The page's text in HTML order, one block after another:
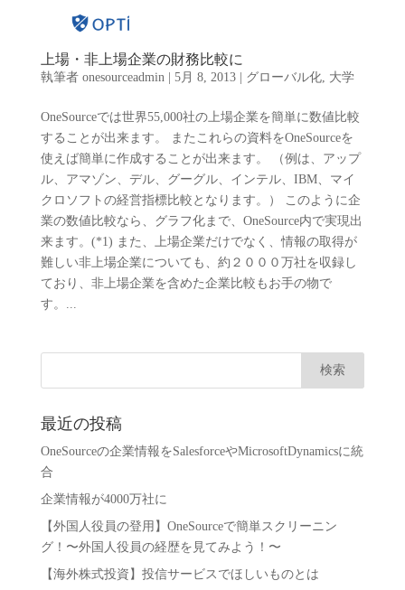
上場・非上場企業の財務比較に
執筆者 onesourceadmin| 5月 8, 2013| グローバル化, 大学
OneSourceでは世界55,000社の上場企業を簡単に数値比較
することが出来ます。 またこれらの資料をOneSourceを
使えば簡単に作成することが出来ます。 （例は、アップ
ル、アマゾン、デル、グーグル、インテル、IBM、マイ
クロソフトの経営指標比較となります。） このように企
業の数値比較なら、グラフ化まで、OneSource内で実現出
来ます。(*1) また、上場企業だけでなく、情報の取得が
難しい非上場企業についても、約２０００万社を収録し
ており、非上場企業を含めた企業比較もお手の物で
す。...
最近の投稿
OneSourceの企業情報をSalesforceやMicrosoftDynamicsに統
合
企業情報が4000万社に
【外国人役員の登用】OneSourceで簡単スクリーニン
グ！〜外国人役員の経歴を見てみよう！〜
【海外株式投資】投信サービスでほしいものとは